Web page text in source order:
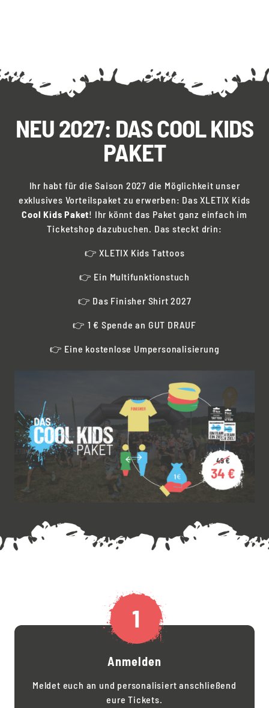
NEU 2027: DAS COOL KIDS
PAKET
Ihr habt für die Saison 2027 die Möglichkeit unser
exklusives Vorteilspaket zu erwerben: Das XLETIX Kids
Cool Kids Paket! Ihr könnt das Paket ganz einfach im
Ticketshop dazubuchen. Das steckt drin:
👉 XLETIX Kids Tattoos
👉 Ein Multifunktionstuch
👉 Das Finisher Shirt 2027
👉 1 € Spende an GUT DRAUF
👉 Eine kostenlose Umpersonalisierung
1
Anmelden
Meldet euch an und personalisiert anschließend
eure Tickets.